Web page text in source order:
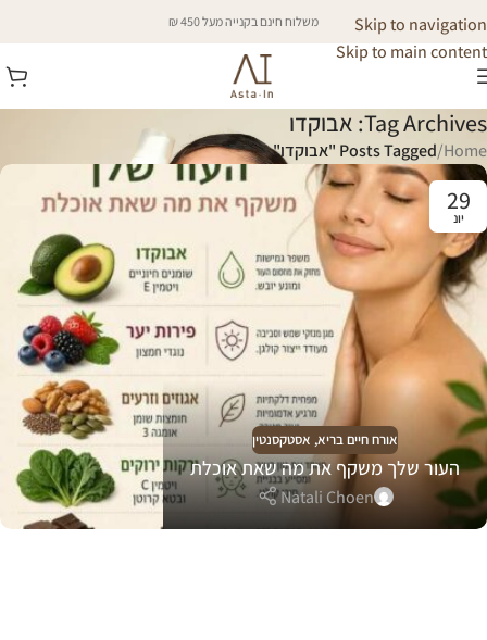
Skip to navigation
Skip to main content
משלוח חינם בקנייה מעל 450 ₪
Tag Archives: אבוקדו
Home
/Posts Tagged "אבוקדו"
29
יונ
אורח חיים בריא, אסטקסנטין
העור שלך משקף את מה שאת אוכלת
Natali Choen